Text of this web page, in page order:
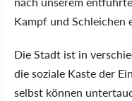
Kampf und Schleichen
Die Stadt ist in
die soziale Kaste der
selbst können